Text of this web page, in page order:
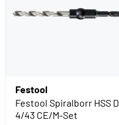
Festool
Festool Spiralborr HSS D
4/43 CE/M-Set